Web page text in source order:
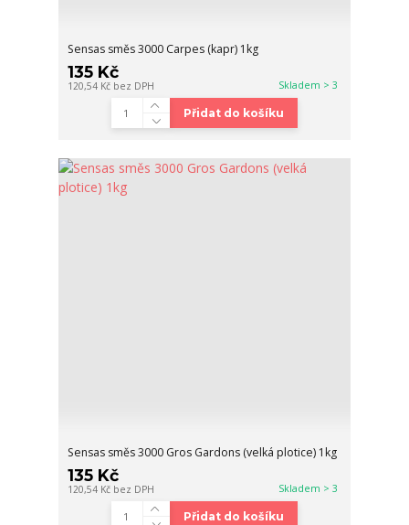
Sensas směs 3000 Carpes (kapr) 1kg
135 Kč
120,54 Kč bez DPH Skladem > 3
Přidat do košíku
Sensas směs 3000 Gros Gardons (velká plotice) 1kg
135 Kč
120,54 Kč bez DPH Skladem > 3
Přidat do košíku